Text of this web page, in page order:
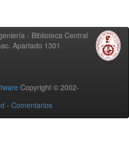
- Biblioteca Central
Apartado 1301
Copyright © 2002-
- Comentarios